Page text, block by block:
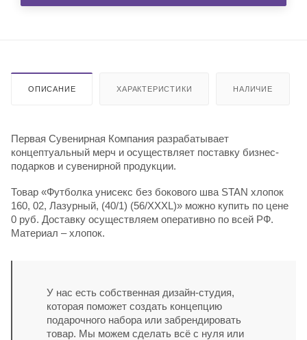
ОПИСАНИЕ ХАРАКТЕРИСТИКИ НАЛИЧИЕ
Первая Сувенирная Компания разрабатывает
концептуальный мерч и осуществляет поставку бизнес-
подарков и сувенирной продукции.
Товар «Футболка унисекс без бокового шва STAN хлопок
160, 02, Лазурный, (40/1) (56/XXXL)» можно купить по цене
0 руб. Доставку осуществляем оперативно по всей РФ.
Материал – хлопок.
У нас есть собственная дизайн-студия,
которая поможет создать концепцию
подарочного набора или забрендировать
товар. Мы можем сделать всё с нуля или